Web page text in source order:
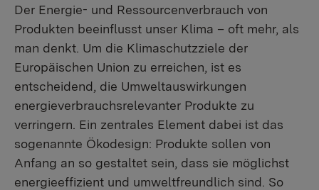
Der Energie- und Ressourcenverbrauch von
Produkten beeinflusst unser Klima – oft mehr, als
man denkt. Um die Klimaschutzziele der
Europäischen Union zu erreichen, ist es
entscheidend, die Umweltauswirkungen
energieverbrauchsrelevanter Produkte zu
verringern. Ein zentrales Element dabei ist das
sogenannte Ökodesign: Produkte sollen von
Anfang an so gestaltet sein, dass sie möglichst
energieeffizient und umweltfreundlich sind. So